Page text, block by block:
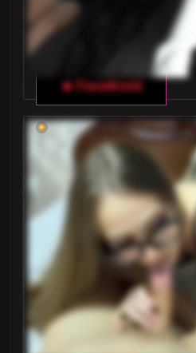
🔥 FanatKenli